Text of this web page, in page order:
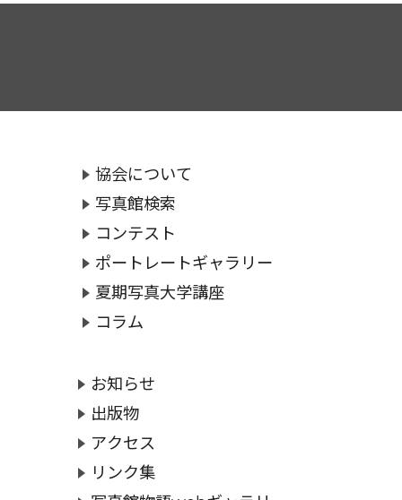
協会について
写真館検索
コンテスト
ポートレートギャラリー
夏期写真大学講座
コラム
お知らせ
出版物
アクセス
リンク集